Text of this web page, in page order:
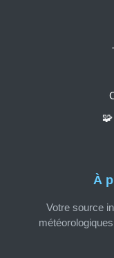
À
Votre source